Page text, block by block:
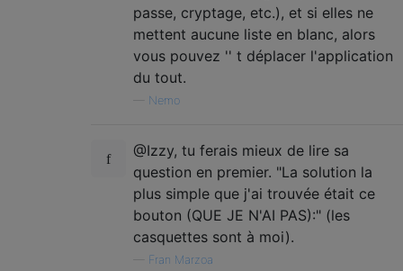
passe, cryptage, etc.), et si elles ne
mettent aucune liste en blanc, alors
vous pouvez '' t déplacer l'application
du tout.
Nemo
@Izzy, tu ferais mieux de lire sa
question en premier. "La solution la
plus simple que j'ai trouvée était ce
bouton (QUE JE N'AI PAS):" (les
casquettes sont à moi).
Fran Marzoa